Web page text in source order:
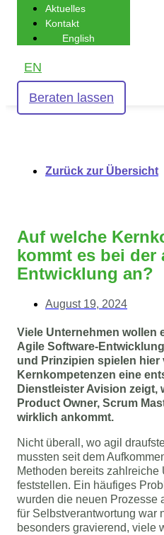
Aktuelles
Kontakt
English
EN
Beraten lassen
Zurück zur Übersicht
Auf welche
kommt es bei der
Entwicklung an?
August 19, 2024
Viele Unternehmen wollen
Agile Software-
und Prinzipien spielen
Kernkompetenzen eine
Dienstleister Avision zeigt,
Product Owner, Scrum
wirklich ankommt.
Nicht überall, wo agil
mussten seit dem
Methoden bereits zahlreiche
feststellen. Ein häufiges
wurden die neuen Prozesse
für Selbstverantwortung war
besonders gravierend, viele